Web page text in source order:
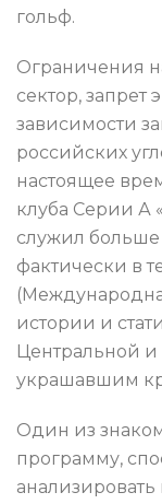
гольф.
Ограничения
сектор, запрет
зависимости
российских
настоящее
клуба Серии А
служил больше
фактически в
истории и
Центральной
украшавшим
Один из
программу,